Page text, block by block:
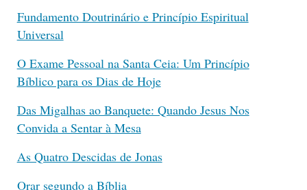
Fundamento Doutrinário e Princípio Espiritual
Universal
O Exame Pessoal na Santa Ceia: Um Princípio
Bíblico para os Dias de Hoje
Das Migalhas ao Banquete: Quando Jesus Nos
Convida a Sentar à Mesa
As Quatro Descidas de Jonas
Orar segundo a Bíblia